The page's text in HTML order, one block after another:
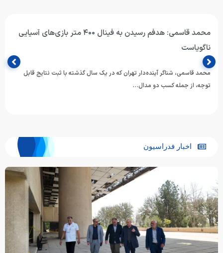
محمد قاسمی: هدفم رسیدن به فینال ۴۰۰ متر بازی‌های آسیایی
ناگویاست
محمد قاسمی، شناگر آینده‌دار تهران که در یک سال گذشته با ثبت نتایج قابل
توجه، از جمله کسب دو مدال…
اخبار فدراسیون